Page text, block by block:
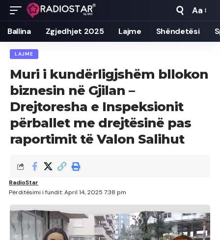
Font
Resizer
Aa
Ballina Zgjedhjet 2025 Lajme Shëndetësi
LAJME
Muri i kundërligjshëm bllokon
biznesin në Gjilan –
Drejtoresha e Inspeksionit
përballet me drejtësinë pas
raportimit të Valon Salihut
Përditësimi i fundit: April 14, 2025 7:38 pm
RadioStar